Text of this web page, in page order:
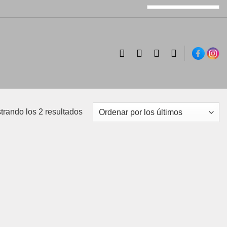
los 2 resultadosOrdenado
por